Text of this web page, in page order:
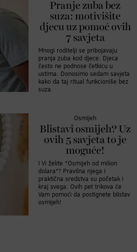
Pranje zuba bez
suza: motivišite
djecu uz pomoć ovih
7 savjeta
Mnogi roditelji se pribojavaju
pranja zuba kod djece. Djeca
često ne podnose četkicu u
ustima. Donosimo sedam savjeta
kako da taj ritual funkcioniše bez
suza.
Osmijeh
Blistavi osmijeh? Uz
ovih 5 savjeta to je
moguće!
I Vi želite "Osmijeh od milion
dolara"? Pravilna njega i
praktična sredstva su početak i
kraj svega. Ovih pet trikova će
Vam pomoći da postignete blistav
osmijeh!